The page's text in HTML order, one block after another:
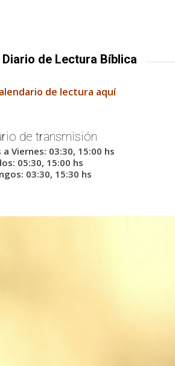
Diario de Lectura Bíblica
de lectura aquí
de transmisión
a Viernes: 03:30, 15:00 hs
05:30, 15:00 hs
03:30, 15:30 hs